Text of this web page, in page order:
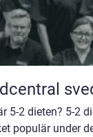
5-2 dieten? 5-2
populär under